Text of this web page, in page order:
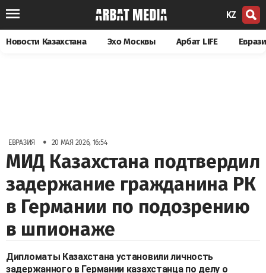
KZ
Новости Казахстана Эхо Москвы Арбат LIFE
ЕВРАЗИЯ • 20 МАЯ 2026, 16:54
МИД Казахстана подтвердил
задержание гражданина РК
в Германии по подозрению
в шпионаже
Дипломаты Казахстана установили личность
задержанного в Германии казахстанца по делу о